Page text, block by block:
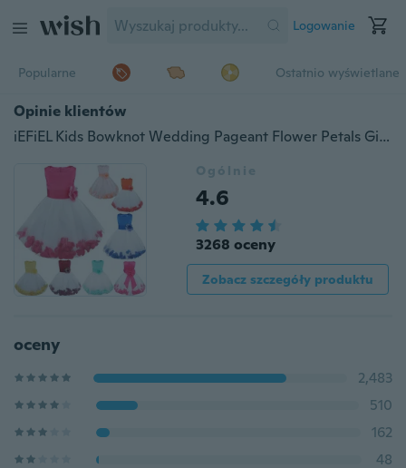
Logowanie
Popularne Ostatnio wyświetlane
Opinie klientów
iEFiEL Kids Bowknot Wedding Pageant Flower Petals Girl Dress Kolano Długość
Ogólnie
4.6
3268 oceny
Zobacz szczegóły produktu
oceny
2,483
510
162
48